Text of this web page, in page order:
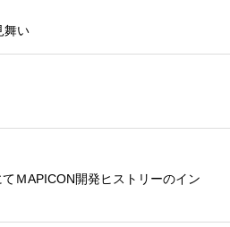
舞い
ＭAPICON開発ヒストリーのイン